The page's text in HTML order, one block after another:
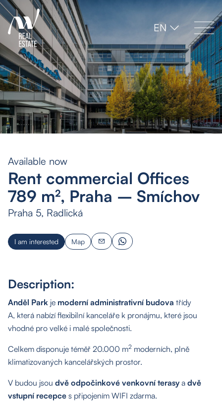
EN
Available now
Rent commercial Offices
789 m², Praha – Smíchov
Praha 5, Radlická
I am interested Map
Description:
Anděl Park je moderní administrativní budova třídy
A, která nabízí flexibilní kanceláře k pronájmu, které jsou
vhodné pro velké i malé společnosti.
Celkem disponuje téměř 20.000 m2 moderních, plně
klimatizovaných kancelářských prostor.
V budou jsou dvě odpočinkové venkovní terasya dvě
vstupní recepce s připojením WIFI zdarma.